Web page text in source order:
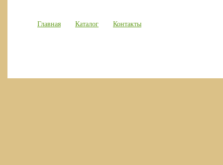
Главная Каталог Контакты